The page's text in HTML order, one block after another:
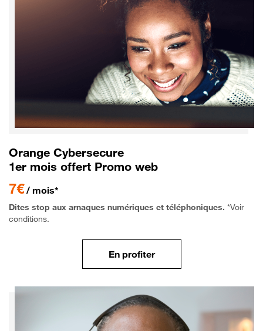
Orange Cybersecure
1er mois offert Promo web
7€ / mois*
Dites stop aux arnaques numériques et téléphoniques. *Voir
conditions.
En profiter